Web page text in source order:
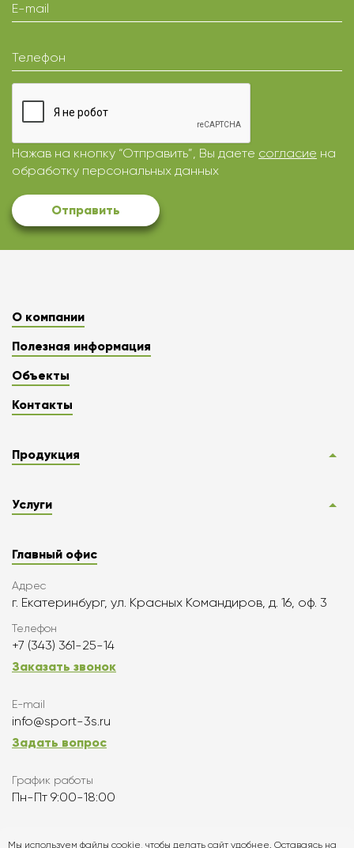
E-mail
Телефон
Нажав на кнопку “Отправить”, Вы даете согласие на
обработку персональных данных
Отправить
О компании
Полезная информация
Объекты
Контакты
Продукция
Услуги
Главный офис
Адрес
г. Екатеринбург, ул. Красных Командиров, д. 16, оф. 3
Телефон
+7 (343) 361-25-14
Заказать звонок
E-mail
info@sport-3s.ru
Задать вопрос
График работы
Пн-Пт 9:00-18:00
Подписаться
Мы используем файлы cookie, чтобы делать сайт удобнее. Оставаясь на